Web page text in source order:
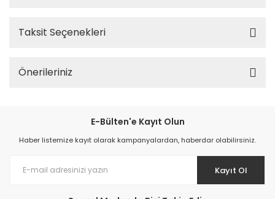
Taksit Seçenekleri
Önerileriniz
E-Bülten'e Kayıt Olun
Haber listemize kayıt olarak kampanyalardan, haberdar olabilirsiniz.
Kayıt Ol